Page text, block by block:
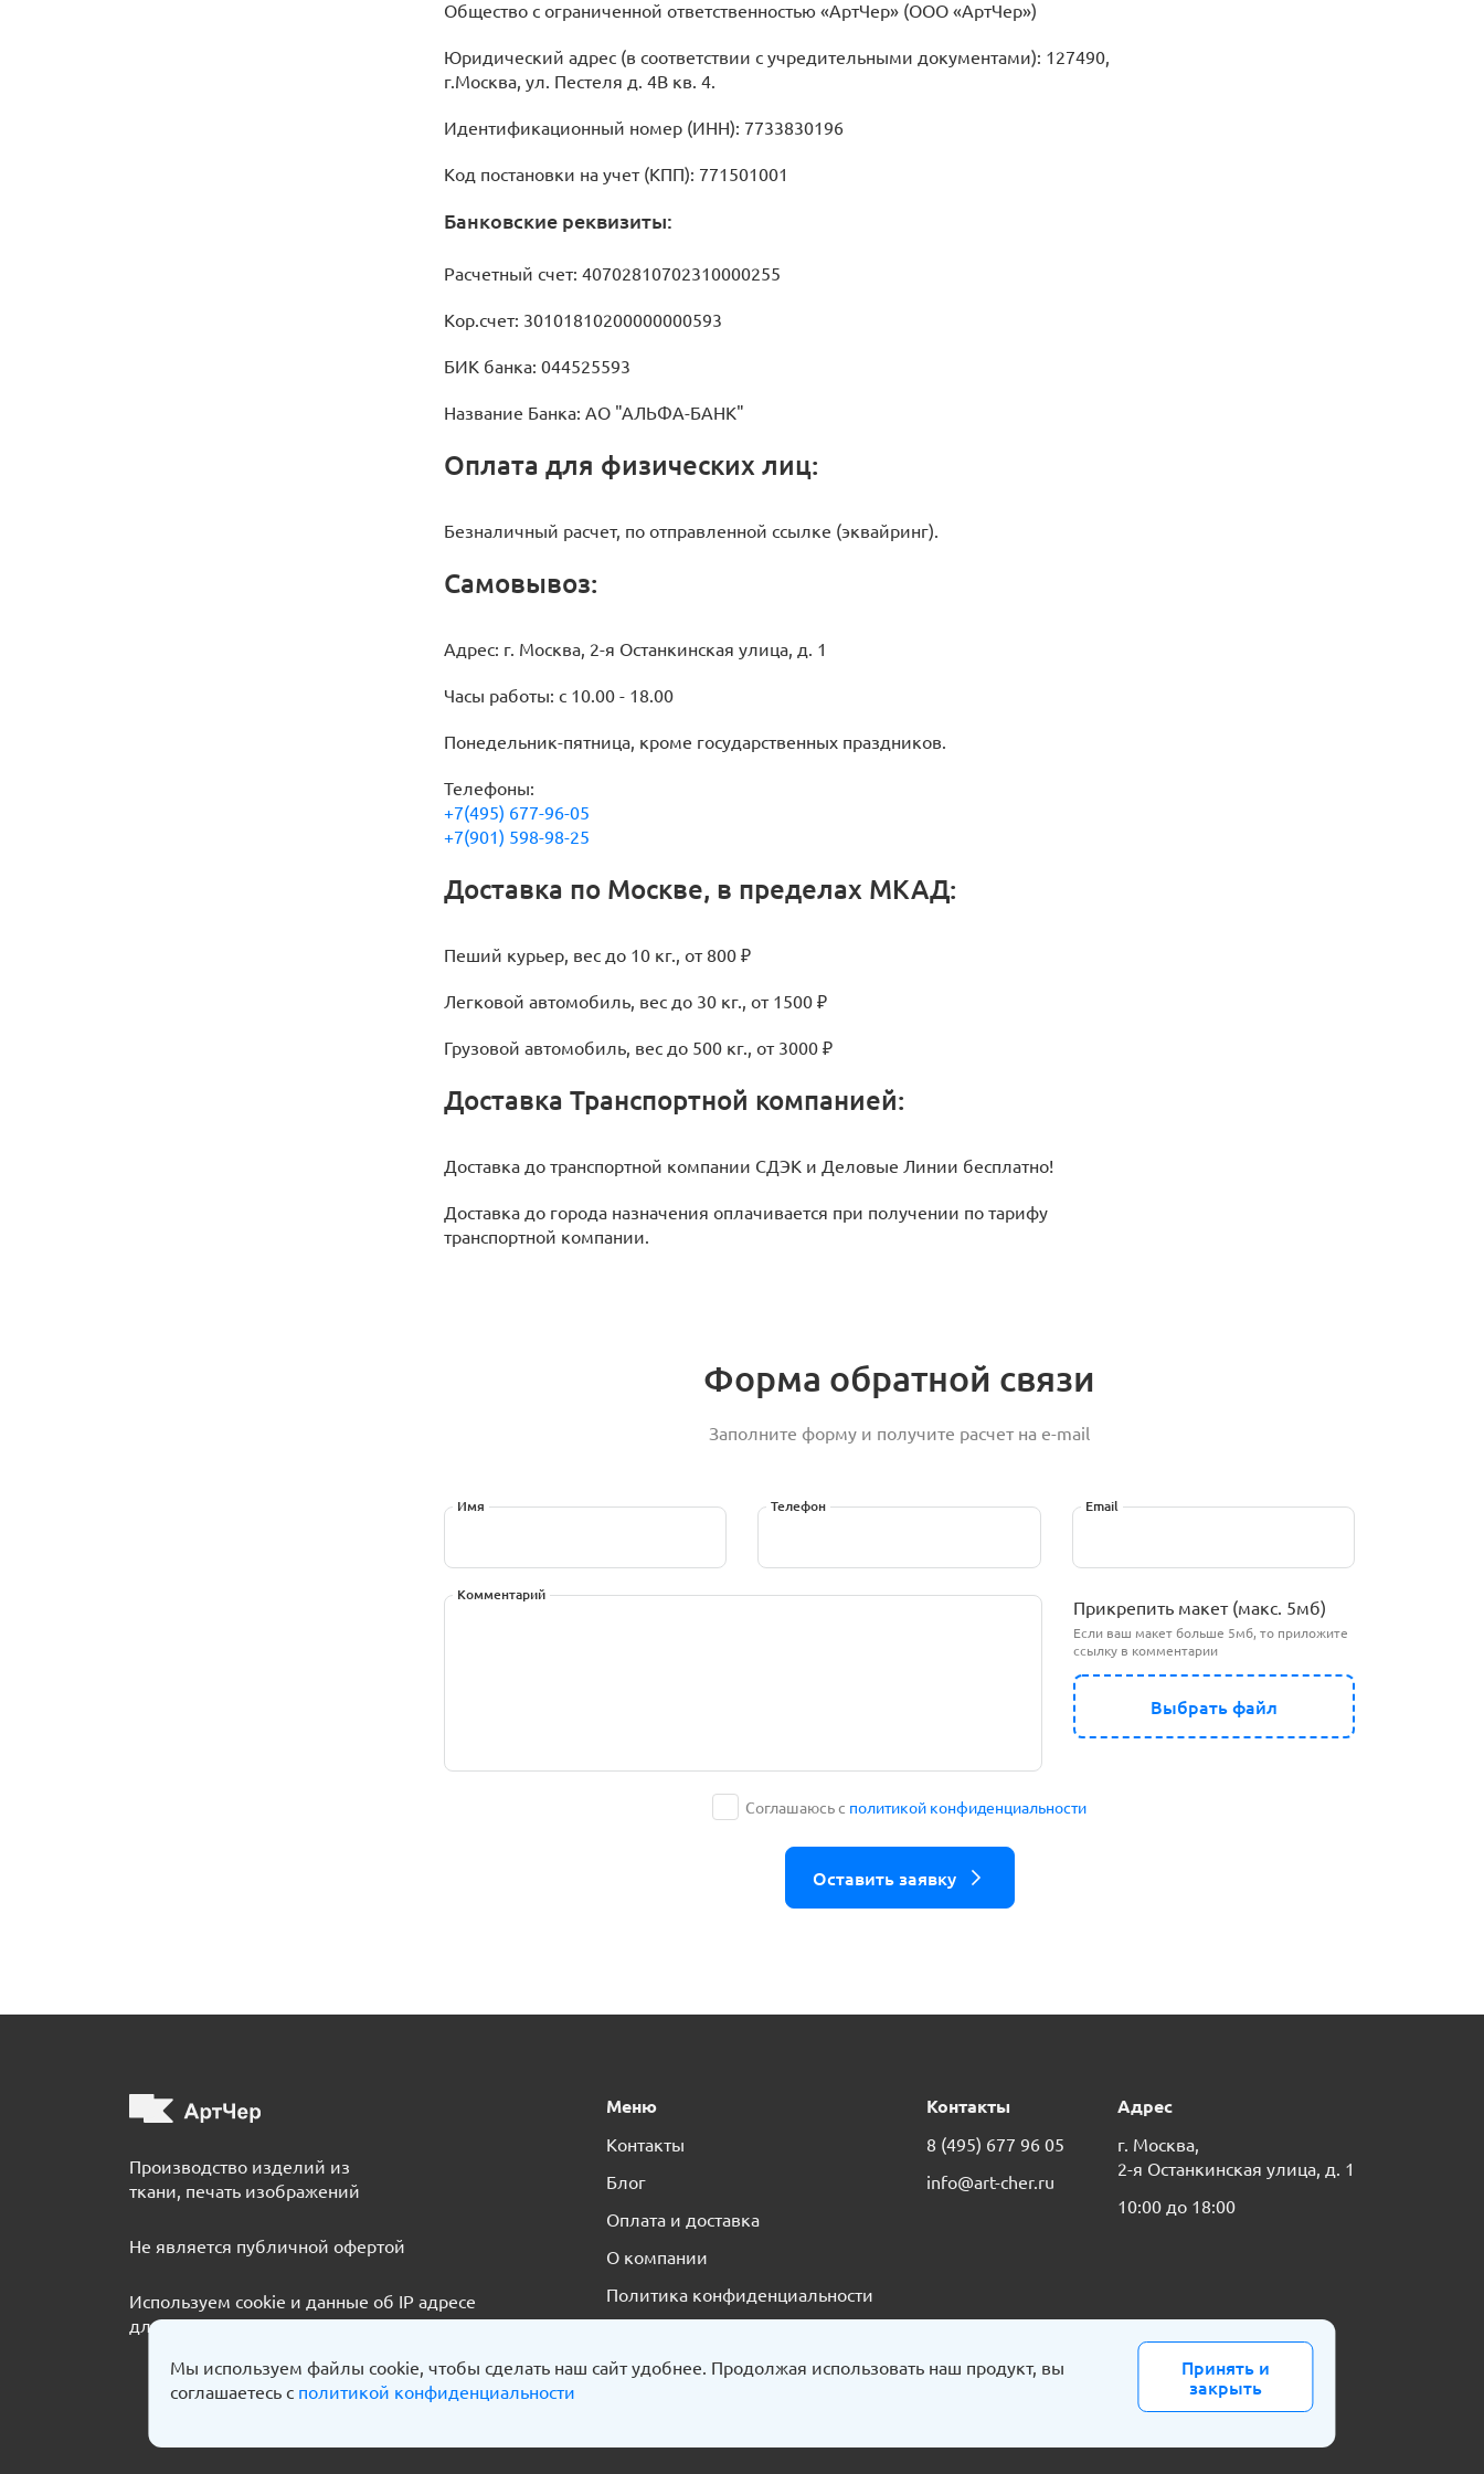
Флаги нестандартных
размеров
Общество с ограниченной ответственностью «АртЧер» (ООО «АртЧер»)
Юридический адрес (в соответствии с учредительными документами): 127490,
г.Москва, ул. Пестеля д. 4В кв. 4.
Идентификационный номер (ИНН): 7733830196
Код постановки на учет (КПП): 771501001
Банковские реквизиты:
Расчетный счет: 40702810702310000255
Кор.счет: 30101810200000000593
БИК банка: 044525593
Название Банка: АО "АЛЬФА-БАНК"
Оплата для физических лиц:
Безналичный расчет, по отправленной ссылке (эквайринг).
Самовывоз:
Адрес: г. Москва, 2-я Останкинская улица, д. 1
Часы работы: с 10.00 - 18.00
Понедельник-пятница, кроме государственных праздников.
Телефоны:
+7(495) 677-96-05
+7(901) 598-98-25
Доставка по Москве, в пределах МКАД:
Пеший курьер, вес до 10 кг., от 800 ₽
Легковой автомобиль, вес до 30 кг., от 1500 ₽
Грузовой автомобиль, вес до 500 кг., от 3000 ₽
Доставка Транспортной компанией:
Доставка до транспортной компании СДЭК и Деловые Линии бесплатно!
Доставка до города назначения оплачивается при получении по тарифу
транспортной компании.
Форма обратной связи
Заполните форму и получите расчет на e-mail
Имя Телефон Email
Комментарий
Прикрепить макет (макс. 5мб)
Если ваш макет больше 5мб, то приложите
ссылку в комментарии
Выбрать файл
Соглашаюсь с политикой конфиденциальности
Оставить заявку
Производство изделий из
ткани, печать изображений
Не является публичной офертой
Используем cookie и данные об IP адресе
для улучшения качества обслуживания
Меню
Контакты
Блог
Оплата и доставка
О компании
Политика конфиденциальности
Контакты
8 (495) 677 96 05
info@art-cher.ru
Адрес
г. Москва,
2-я Останкинская улица, д. 1
10:00 до 18:00
Мы используем файлы cookie, чтобы сделать наш сайт удобнее. Продолжая использовать наш продукт, вы
соглашаетесь с политикой конфиденциальности
Принять и
закрыть